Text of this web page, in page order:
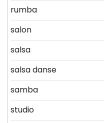
rumba
salon
salsa
salsa danse
samba
studio